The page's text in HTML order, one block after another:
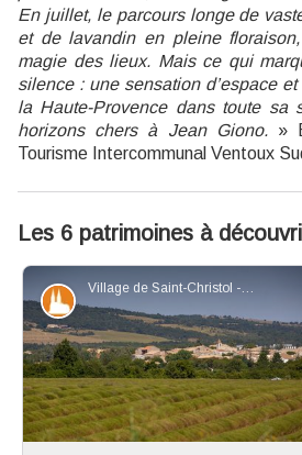
En juillet, le parcours longe de
et de lavandin en pleine
magie des lieux. Mais ce qui
silence : une sensation d’espace
la Haute-Provence dans toute sa
horizons chers à Jean Giono.»
Tourisme Intercommunal Ventoux
Les 6 patrimoines à
Village de Saint-Christol - ©A. Hocquel - VPA
Patrimoine et histoire